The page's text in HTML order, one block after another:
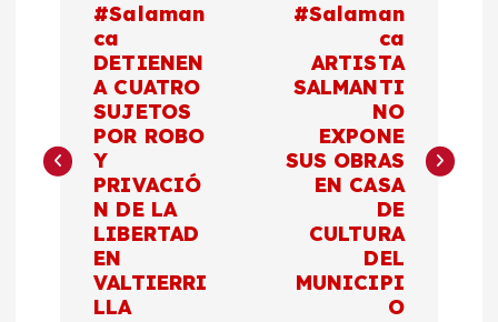
e
#Salaman
ca
DETIENEN
A CUATRO
SUJETOS
POR ROBO
Y
PRIVACIÓ
N DE LA
LIBERTAD
EN
VALTIERRI
LLA
#Salaman
ca
ARTISTA
SALMANTI
NO
EXPONE
SUS OBRAS
EN CASA
DE
CULTURA
DEL
MUNICIPI
O